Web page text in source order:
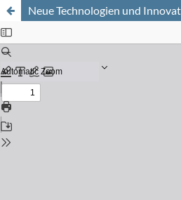
Neue Technologien und